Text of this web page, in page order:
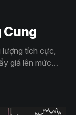
Cung
lượng tích cực,
giá lên mức
trong lịch sử.